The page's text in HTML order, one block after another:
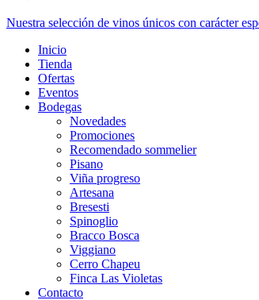
Nuestra selección de vinos únicos con carácter
Inicio
Tienda
Ofertas
Eventos
Bodegas
Novedades
Promociones
Recomendado sommelier
Pisano
Viña progreso
Artesana
Bresesti
Spinoglio
Bracco Bosca
Viggiano
Cerro Chapeu
Finca Las Violetas
Contacto